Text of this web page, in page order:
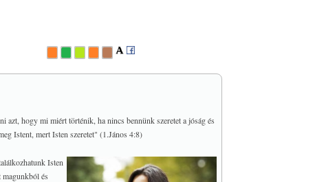
azt, hogy mi miért történik, ha nincs bennünk szeretet a jóság és
Istent, mert Isten szeretet" (1.János 4:8)
Isten
és